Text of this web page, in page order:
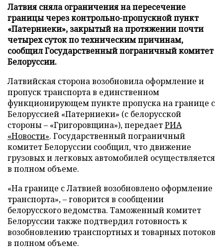
Латвия сняла ограничения на пересечение
границы через контрольно-пропускной пункт
«Патерниеки», закрытый на протяжении почти
четырех суток по техническим причинам,
сообщил Государственный пограничный комитет
Белоруссии.
Латвийская сторона возобновила оформление и
пропуск транспорта в единственном
функционирующем пункте пропуска на границе с
Белоруссией «Патерниеки» (с белорусской
стороны – «Григоровщина»), передаетРИА
«Новости». Государственный пограничный
комитет Белоруссии сообщил, что движение
грузовых и легковых автомобилей осуществляется
в полном объеме.
«На границе с Латвией возобновлено оформление
транспорта», – говорится в сообщении
белорусского ведомства. Таможенный комитет
Белоруссии также подтвердил готовность к
возобновлению транспортных и товарных потоков
в полном объеме.